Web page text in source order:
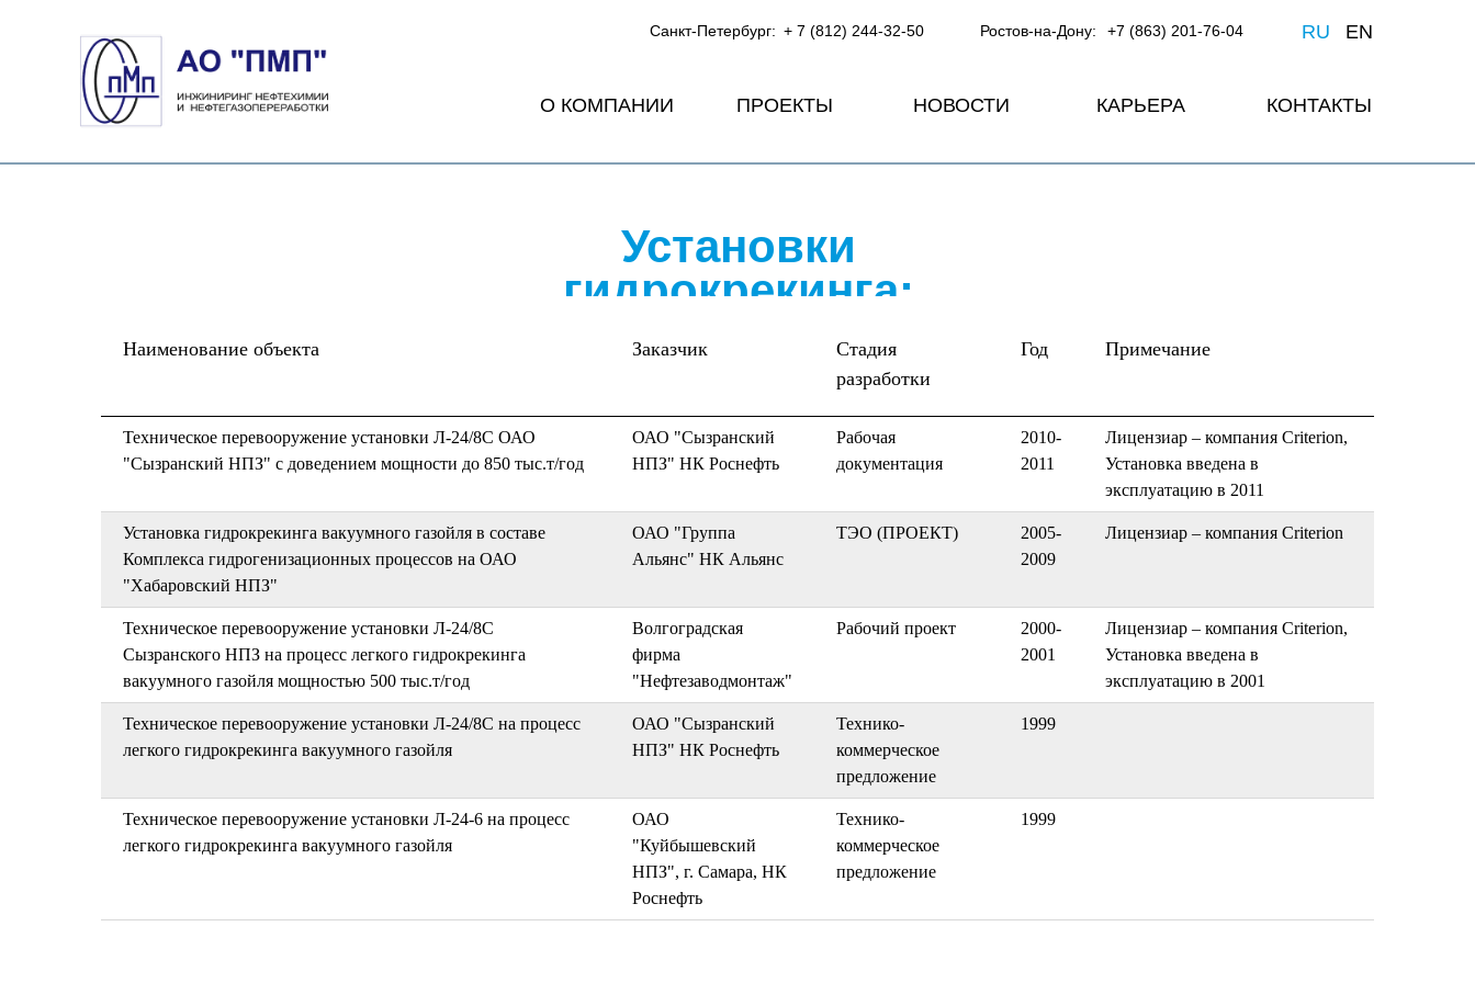
Санкт-Петербург: +7 (863) 201-76-04
+ 7 (812) 244-32-50 Ростов-на-Дону:
ПРОЕКТЫ НОВОСТИ
О КОМПАНИИ КАРЬЕРА КОНТАКТЫ
RU EN
Установки
гидрокрекинга:
Наименование объекта Заказчик
Стадия
разработки
Год Примечание
Техническое перевооружение установки Л-24/8С ОАО
"Сызранский НПЗ" с доведением мощности до 850 тыс.т/год
ОАО "Сызранский
НПЗ" НК Роснефть
Рабочая
документация
2010-
2011
Лицензиар – компания Criterion,
Установка введена в
эксплуатацию в 2011
Установка гидрокрекинга вакуумного газойля в составе
Комплекса гидрогенизационных процессов на ОАО
"Хабаровский НПЗ"
ОАО "Группа
Альянс" НК Альянс
ТЭО (ПРОЕКТ)
2005-
2009
Лицензиар – компания Criterion
Техническое перевооружение установки Л-24/8С
Сызранского НПЗ на процесс легкого гидрокрекинга
вакуумного газойля мощностью 500 тыс.т/год
Волгоградская
фирма
"Нефтезаводмонтаж"
Рабочий проект
2000-
2001
Лицензиар – компания Criterion,
Установка введена в
эксплуатацию в 2001
Техническое перевооружение установки Л-24/8С на процесс
легкого гидрокрекинга вакуумного газойля
ОАО "Сызранский
НПЗ" НК Роснефть
Технико-
коммерческое
предложение
1999
Техническое перевооружение установки Л-24-6 на процесс
легкого гидрокрекинга вакуумного газойля
ОАО
"Куйбышевский
НПЗ", г. Самара, НК
Роснефть
Технико-
коммерческое
предложение
1999